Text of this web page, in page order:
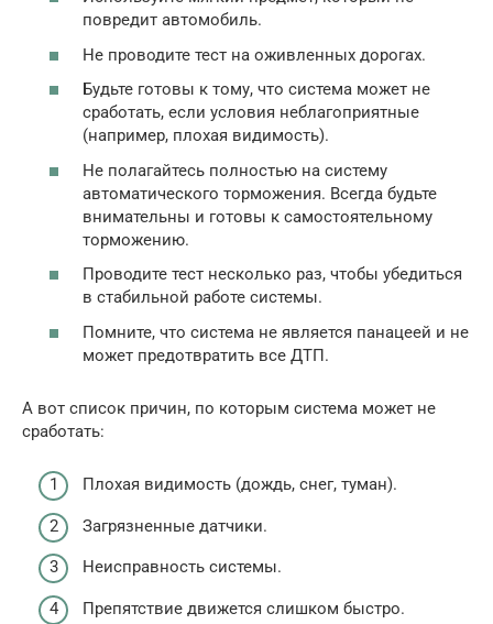
повредит автомобиль.
Не проводите тест на оживленных дорогах.
Будьте готовы к тому, что система может не
сработать, если условия неблагоприятные
(например, плохая видимость).
Не полагайтесь полностью на систему
автоматического торможения. Всегда будьте
внимательны и готовы к самостоятельному
торможению.
Проводите тест несколько раз, чтобы убедиться
в стабильной работе системы.
Помните, что система не является панацеей и не
может предотвратить все ДТП.
А вот список причин, по которым система может не
сработать:
Плохая видимость (дождь, снег, туман).
Загрязненные датчики.
Неисправность системы.
Препятствие движется слишком быстро.